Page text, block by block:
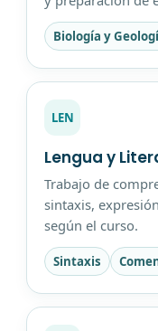
Biología y
LEN
Lengua y
Trabajo de
sintaxis,
según el curso.
Sintaxis